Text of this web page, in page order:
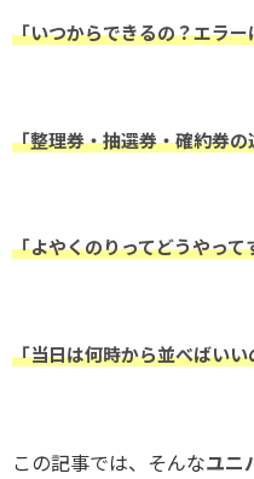
「いつからできるの？エラ
「整理券・抽選券・確約券
「よやくのりってどうやって
「当日は何時から並べばいい
この記事では、そんなユニ